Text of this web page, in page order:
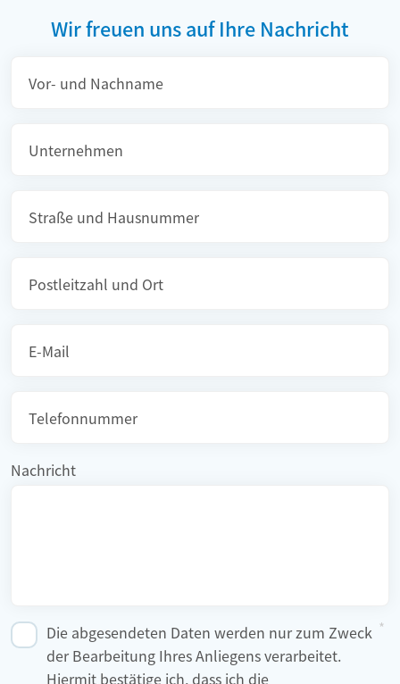
Wir freuen uns auf Ihre Nachricht
Pflichtfeld
Vor- und Nachname
Unternehmen
Straße und Hausnummer
Postleitzahl und Ort
Pflichtfeld
E-Mail
Telefonnummer
Nachricht
Die abgesendeten Daten werden nur zum Zweck
der Bearbeitung Ihres Anliegens verarbeitet.
Hiermit bestätige ich, dass ich die